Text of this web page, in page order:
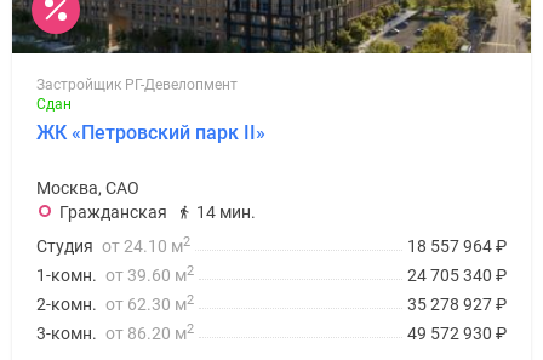
Дзен
Машино-
места
Апартаменты
#траншевая
#рассрочка
ипотека
Квартиры
скидками
Застройщик РГ-Девелопмент
Сдан
ЖК «Петровский парк II»
Москва, САО
Гражданская
14 мин.
18 557 964₽
Студия от 24.10 м2
24 705 340 ₽
1-комн. от 39.60 м2
35 278 927₽
2-комн. от 62.30 м2
49 572 930 ₽
3-комн. от 86.20 м2